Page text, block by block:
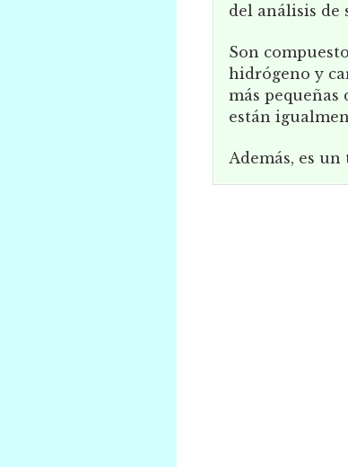
del análisis de
Son
hidrógeno y
más pequeñas
están
Además, es un